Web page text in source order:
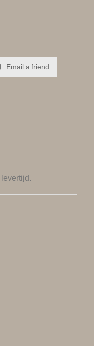
Email a friend